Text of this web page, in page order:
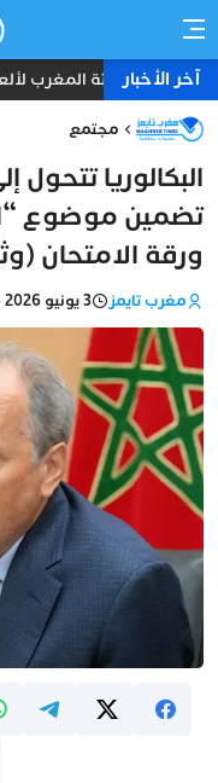
آخر الأخباربعثة المغرب لألعاب القوى في
مجتمع
البكالوريا
تضمين موضوع
ورقة الامتحان
مغرب تايمز 3 يونيو 2026 - 11:00